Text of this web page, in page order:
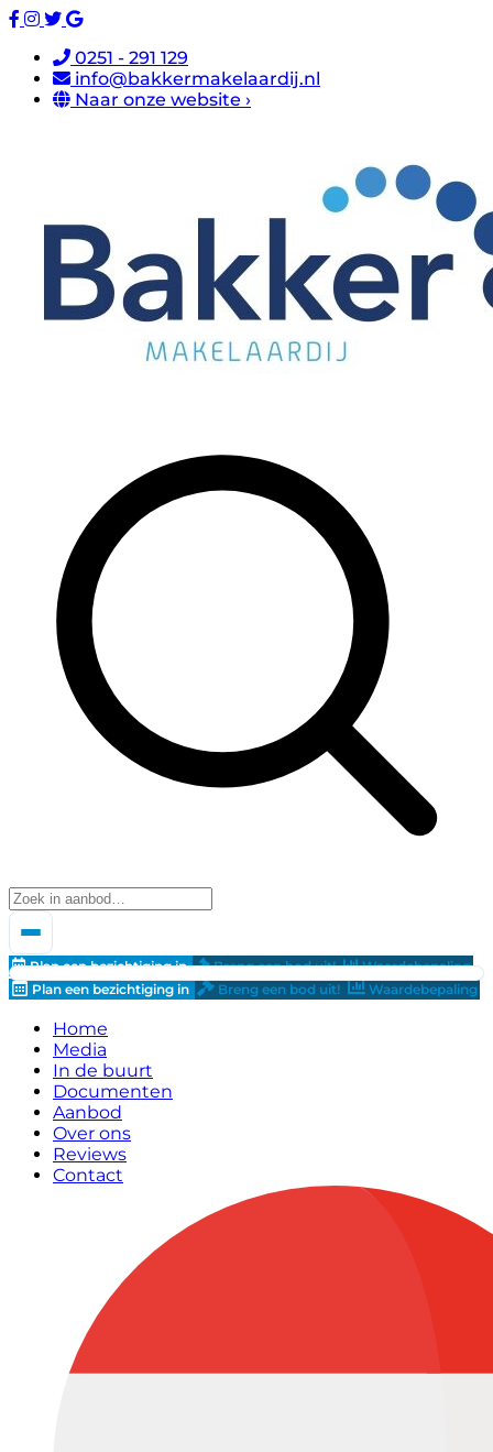
0251 - 291 129
info@bakkermakelaardij.nl
Naar onze website ›
Plan een bezichtiging in Breng een bod uit!
Waardebepaling
Plan een bezichtiging in
Breng een bod uit! Waardebepaling
Home
Media
In de buurt
Documenten
Aanbod
Over ons
Reviews
Contact